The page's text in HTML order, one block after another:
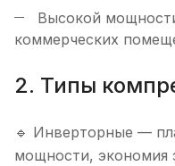
Высокой
коммерческих
2. Типы
🔹 Инверторные —
мощности, экономия